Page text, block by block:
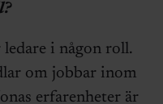
i någon roll.
om jobbar inom
erfarenheter är